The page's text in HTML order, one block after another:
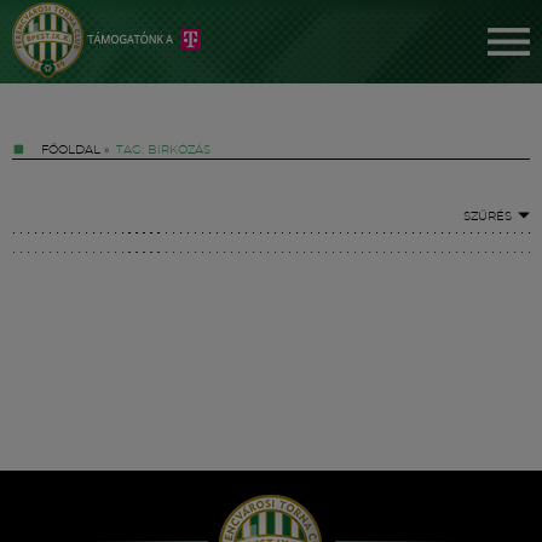
FŐOLDAL » TAG: BIRKÓZÁS
SZŰRÉS
Hírek